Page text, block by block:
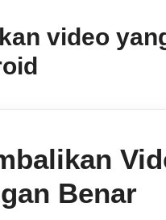
video
Benar